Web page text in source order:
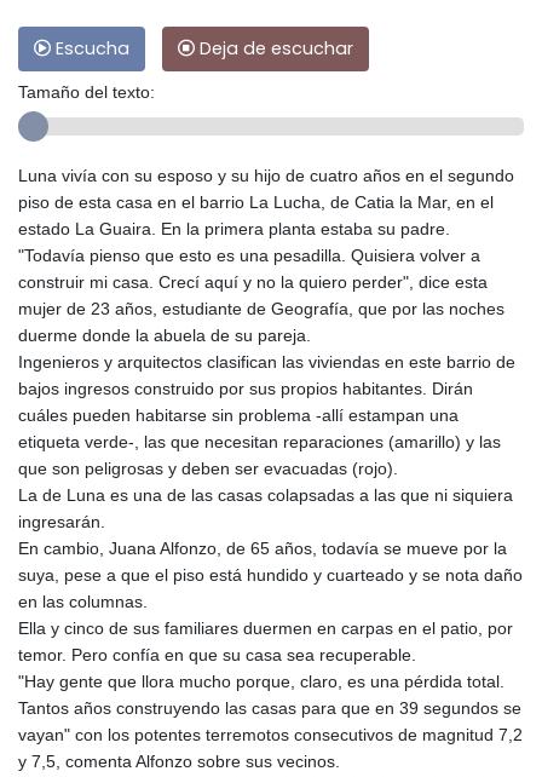
Escucha Deja de escuchar
Tamaño del texto:
Luna vivía con su esposo y su hijo de cuatro años en el segundo
piso de esta casa en el barrio La Lucha, de Catia la Mar, en el
estado La Guaira. En la primera planta estaba su padre.
"Todavía pienso que esto es una pesadilla. Quisiera volver a
construir mi casa. Crecí aquí y no la quiero perder", dice esta
mujer de 23 años, estudiante de Geografía, que por las noches
duerme donde la abuela de su pareja.
Ingenieros y arquitectos clasifican las viviendas en este barrio de
bajos ingresos construido por sus propios habitantes. Dirán
cuáles pueden habitarse sin problema -allí estampan una
etiqueta verde-, las que necesitan reparaciones (amarillo) y las
que son peligrosas y deben ser evacuadas (rojo).
La de Luna es una de las casas colapsadas a las que ni siquiera
ingresarán.
En cambio, Juana Alfonzo, de 65 años, todavía se mueve por la
suya, pese a que el piso está hundido y cuarteado y se nota daño
en las columnas.
Ella y cinco de sus familiares duermen en carpas en el patio, por
temor. Pero confía en que su casa sea recuperable.
"Hay gente que llora mucho porque, claro, es una pérdida total.
Tantos años construyendo las casas para que en 39 segundos se
vayan" con los potentes terremotos consecutivos de magnitud 7,2
y 7,5, comenta Alfonzo sobre sus vecinos.